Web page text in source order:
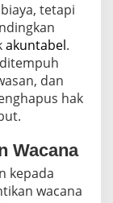
tetapi
akuntabel.
dan
hak
Wacana
wacana